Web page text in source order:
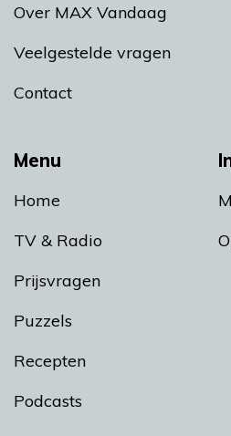
Menu
Home
TV & Radio
Prijsvragen
Puzzels
Recepten
Podcasts
Over MAX Vandaag
Veelgestelde vragen
Contact